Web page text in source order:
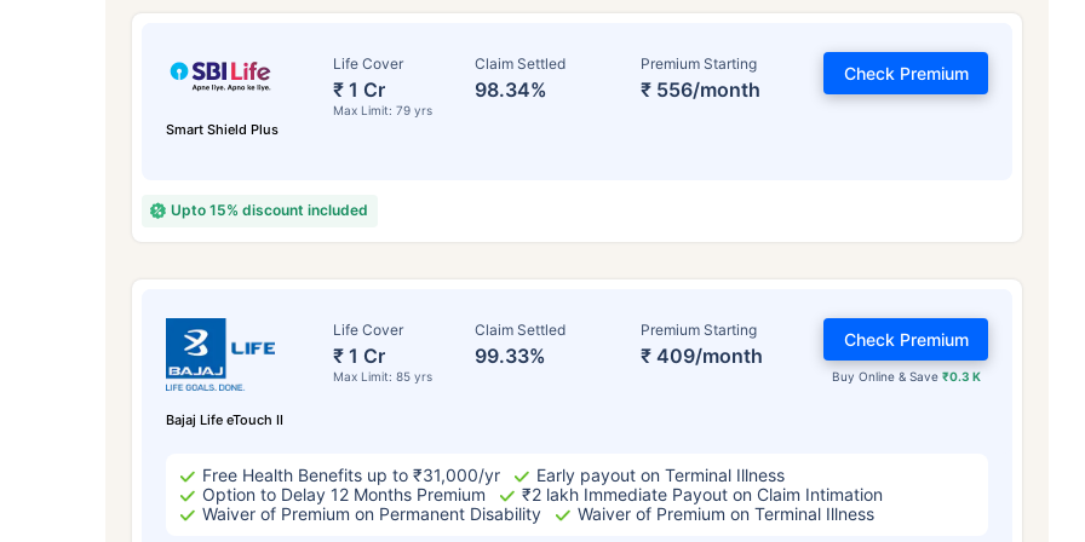
Smart Shield Plus
Life Cover
₹ 1 Cr
Max Limit: 79 yrs
Claim Settled
98.34%
Premium Starting
₹ 556/month
Check Premium
Upto 15% discount included
Bajaj Life eTouch II
Life Cover
₹ 1 Cr
Max Limit: 85 yrs
Claim Settled
99.33%
Premium Starting
₹ 409/month
Buy Online & Save ₹0.3 K
Check Premium
Free Health Benefits up to ₹31,000/yr
Early payout on Terminal Illness
Option to Delay 12 Months Premium
₹2 lakh Immediate Payout on Claim Intimation
Waiver of Premium on Permanent Disability
Waiver of Premium on Terminal Illness
వయసు టర్మ్ ఇన్సూరెన్స్
ప్రభావితం చేస్తుంది